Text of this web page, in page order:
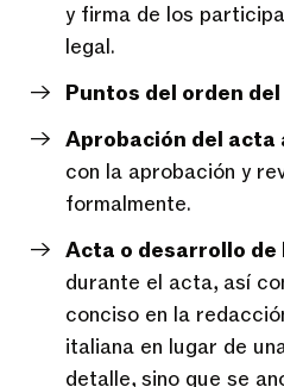
y firma de los
legal.
Puntos del orden del
Aprobación del
con la aprobación y
formalmente.
Acta o desarrollo de
durante el acta, así
conciso en la
italiana en lugar de
detalle, sino que se